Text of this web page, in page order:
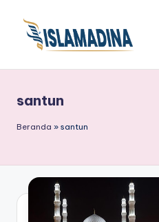
santun
Beranda » santun